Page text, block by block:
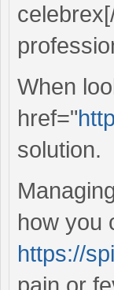
When
href="
solution.
how you
https://
pain or